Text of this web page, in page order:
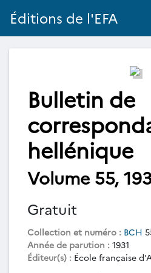
Éditions de l'EFA
Bulletin de
hellénique
Volume 55,
Gratuit
Collection et numéro : BCH
Année de parution : 1931
Éditeur(s) : École française